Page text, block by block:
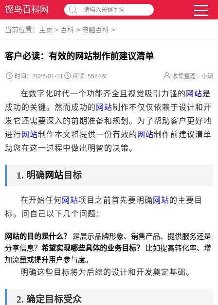
铿鸟百科网 请输入关键字词
当前位置： 主页 > 百科 > 电脑百科 >
客户必读：有效的网站制作前建议清单
时间：2026-01-11 收集整理：小编
阅读: 5584次
在数字化时代一个功能齐全且视觉吸引力强的 网站是
成功的关键。然而成功的 网站制作不仅仅依赖于设计和开
发它还需要深入的前期准备和规划。为了帮助客户更好地
进行 网站制作本文将提供一份有效的 网站制作前建议清单
助您在这一过程中做出明智的决策。
1. 明确网站 目标
在开始任何 网站项目之前首先要明确 网站的主要目
标。问自己以下几个问题：
网站的目的是什么？
是展示品牌形象、销售产品、提供服务还是
分享信息？ 希望实现哪些具体的业务目标？
比如提高转化率、增
加流量或提升用户参与度。
明确这些目标将为后续的设计和开发奠定基础。
2. 确定目标受众